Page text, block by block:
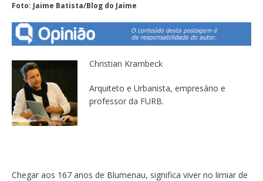
Foto: Jaime Batista/Blog do Jaime
Christian Krambeck
Arquiteto e Urbanista, empresário e
professor da FURB.
Chegar aos 167 anos de Blumenau, significa viver no limiar de